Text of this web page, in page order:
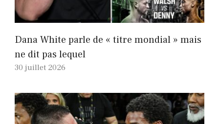
Dana White parle de « titre mondial » mais
ne dit pas lequel
30 juillet 2026